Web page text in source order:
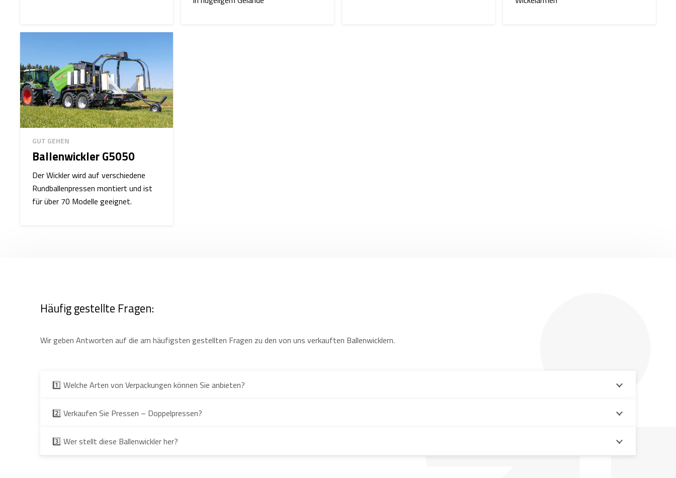
GUT GEHEN
Ballenwickler G5050
Der Wickler wird auf verschiedene
Rundballenpressen montiert und ist
für über 70 Modelle geeignet.
Häufig gestellte Fragen:
Wir geben Antworten auf die am häufigsten gestellten Fragen zu den von uns verkauften Ballenwicklern.
1️⃣ Welche Arten von Verpackungen können Sie anbieten?
2️⃣ Verkaufen Sie Pressen – Doppelpressen?
3️⃣ Wer stellt diese Ballenwickler her?